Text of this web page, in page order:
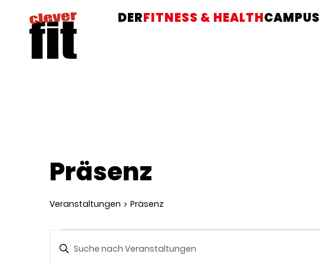
DERFITNESS & HEALTHCAMPUS
Präsenz
Veranstaltungen Präsenz
Veranstaltungen
Bitte
Schlüsselwort